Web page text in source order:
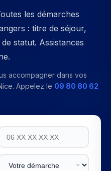
les démarches
: titre de séjour,
statut. Assistances
accompagner dans vos
. Appelez le 09 80 80 62